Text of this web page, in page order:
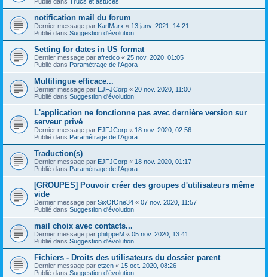
notification mail du forum
Dernier message par KarlMarx « 13 janv. 2021, 14:21
Publié dans Suggestion d'évolution
Setting for dates in US format
Dernier message par afredco « 25 nov. 2020, 01:05
Publié dans Paramétrage de l'Agora
Multilingue efficace...
Dernier message par EJFJCorp « 20 nov. 2020, 11:00
Publié dans Suggestion d'évolution
L'application ne fonctionne pas avec dernière version sur
serveur privé
Dernier message par EJFJCorp « 18 nov. 2020, 02:56
Publié dans Paramétrage de l'Agora
Traduction(s)
Dernier message par EJFJCorp « 18 nov. 2020, 01:17
Publié dans Paramétrage de l'Agora
[GROUPES] Pouvoir créer des groupes d'utilisateurs même
vide
Dernier message par SixOfOne34 « 07 nov. 2020, 11:57
Publié dans Suggestion d'évolution
mail choix avec contacts...
Dernier message par philippeM « 05 nov. 2020, 13:41
Publié dans Suggestion d'évolution
Fichiers - Droits des utilisateurs du dossier parent
Dernier message par ctzen « 15 oct. 2020, 08:26
Publié dans Suggestion d'évolution